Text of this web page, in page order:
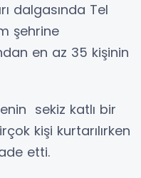
dalgasında Tel
şehrine
en az 35 kişinin
sekiz katlı bir
kişi kurtarılırken
etti.